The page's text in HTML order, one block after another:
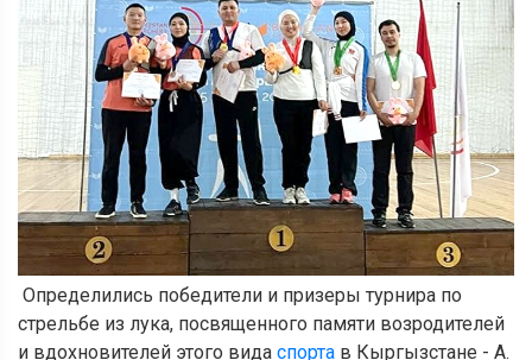
Определились победители и призеры турнира по
стрельбе из лука, посвященного памяти возродителей
и вдохновителей этого вида спорта в Кыргызстане - А.